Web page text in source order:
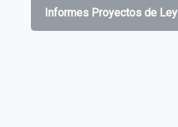
Informes Proyectos de Ley